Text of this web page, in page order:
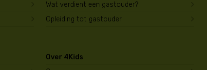
Wat verdient een gastouder?
Opleiding tot gastouder
Over 4Kids